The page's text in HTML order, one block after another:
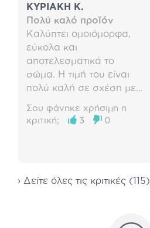
ΚΥΡΙΑΚΗ Κ.
Πολύ καλό προϊόν
Καλύπτει ομοιόμορφα,
εύκολα και
αποτελεσματικά το
σώμα. Η τιμή του είναι
πολύ καλή σε σχέση με
ποσότητα του προϊόντος.
Σου φάνηκε χρήσιμη η
κριτική;
3 0
› Δείτε όλες τις κριτικές (115)